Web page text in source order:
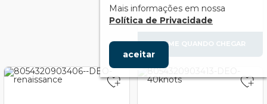
AVISE-ME QUANDO CHEGAR
Mais informações em nossa
Política de Privacidade
aceitar